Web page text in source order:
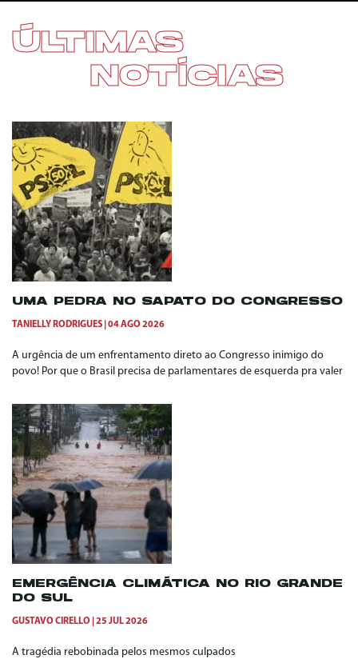
ÚLTIMAS
NOTÍCIAS
UMA PEDRA NO SAPATO DO CONGRESSO
TANIELLY RODRIGUES 04 AGO 2026
A urgência de um enfrentamento direto ao Congresso inimigo do
povo! Por que o Brasil precisa de parlamentares de esquerda pra valer
EMERGÊNCIA CLIMÁTICA NO RIO GRANDE
DO SUL
GUSTAVO CIRELLO 25 JUL 2026
A tragédia rebobinada pelos mesmos culpados